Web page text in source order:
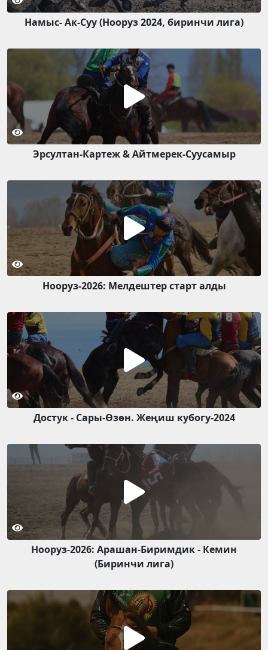
Намыс- Ак-Суу (Нооруз 2024, биринчи лига)
Эрсултан-Картеж & Айтмерек-Суусамыр
Нооруз-2026: Мелдештер старт алды
Достук - Сары-Өзөн. Жеңиш кубогу-2024
Нооруз-2026: Арашан-Биримдик - Кемин
(Биринчи лига)